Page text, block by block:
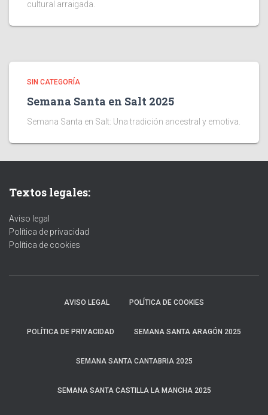
cultural arraigada.
SIN CATEGORÍA
Semana Santa en Salt 2025
Semana Santa en Salt: Una tradición ancestral y emotiva.
Textos legales:
Aviso legal
Política de privacidad
Política de cookies
AVISO LEGAL POLÍTICA DE COOKIES
POLÍTICA DE PRIVACIDAD SEMANA SANTA ARAGÓN 2025
SEMANA SANTA CANTABRIA 2025
SEMANA SANTA CASTILLA LA MANCHA 2025